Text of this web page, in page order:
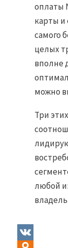
оплаты
карты и
самого
целых
вполне
можно
Три
любой